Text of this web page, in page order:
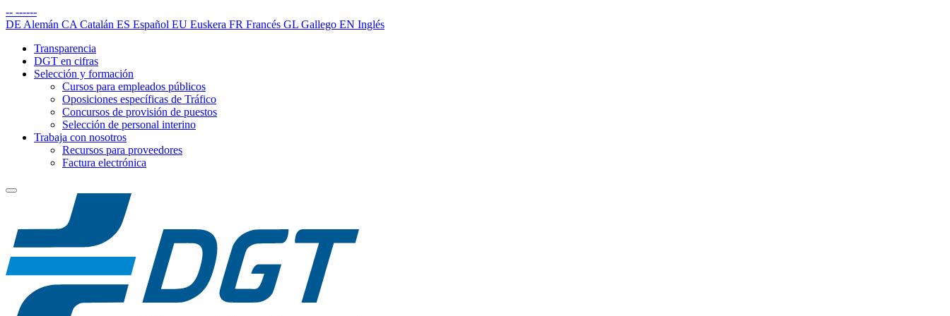
-- ------
DE Alemán CA Catalán ES Español EU Euskera FR Francés GL Gallego EN Inglés
Transparencia
DGT en cifras
Selección y formación
Cursos para empleados públicos
Oposiciones específicas de Tráfico
Concursos de provisión de puestos
Selección de personal interino
Trabaja con nosotros
Recursos para proveedores
Factura electrónica